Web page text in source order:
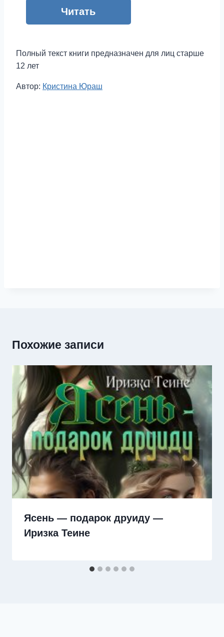
Читать
Полный текст книги предназначен для лиц старше
12 лет
Метки
Автор: Кристина Юраш
Похожие записи
Ясень — подарок друиду —
Иризка Теине